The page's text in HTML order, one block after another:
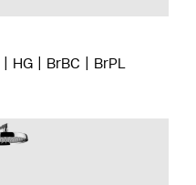
HG BrBC BrPL